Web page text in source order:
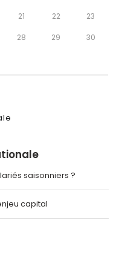
21 22 23
28 29 30
saisonniers ?
capital